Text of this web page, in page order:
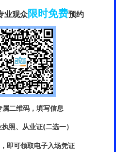
业观众限时免费预约
属二维码，填写信息
照、从业证(二选一）
即可领取电子入场凭证